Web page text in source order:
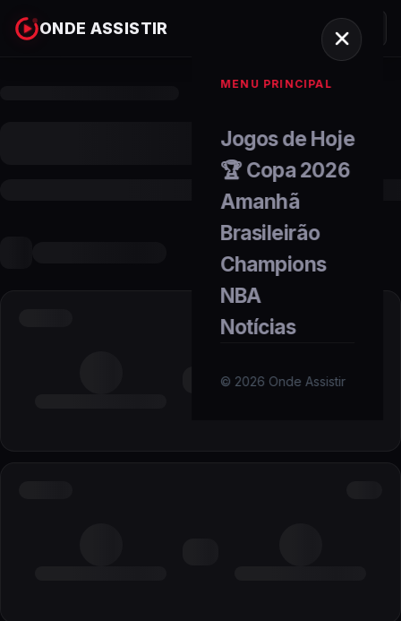
ONDE ASSISTIR
MENU PRINCIPAL
Jogos de Hoje
🏆 Copa 2026
Amanhã
Brasileirão
Champions
NBA
Notícias
© 2026 Onde Assistir